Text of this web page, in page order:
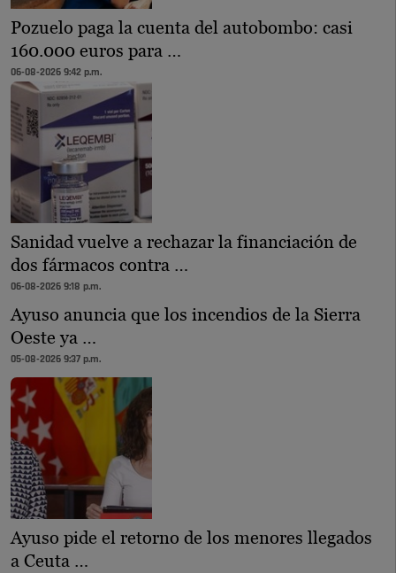
Pozuelo paga la cuenta del autobombo: casi
160.000 euros para …
06-08-2026 9:42 p.m.
Sanidad vuelve a rechazar la financiación de
dos fármacos contra …
06-08-2026 9:18 p.m.
Ayuso anuncia que los incendios de la Sierra
Oeste ya …
05-08-2026 9:37 p.m.
Ayuso pide el retorno de los menores llegados
a Ceuta …